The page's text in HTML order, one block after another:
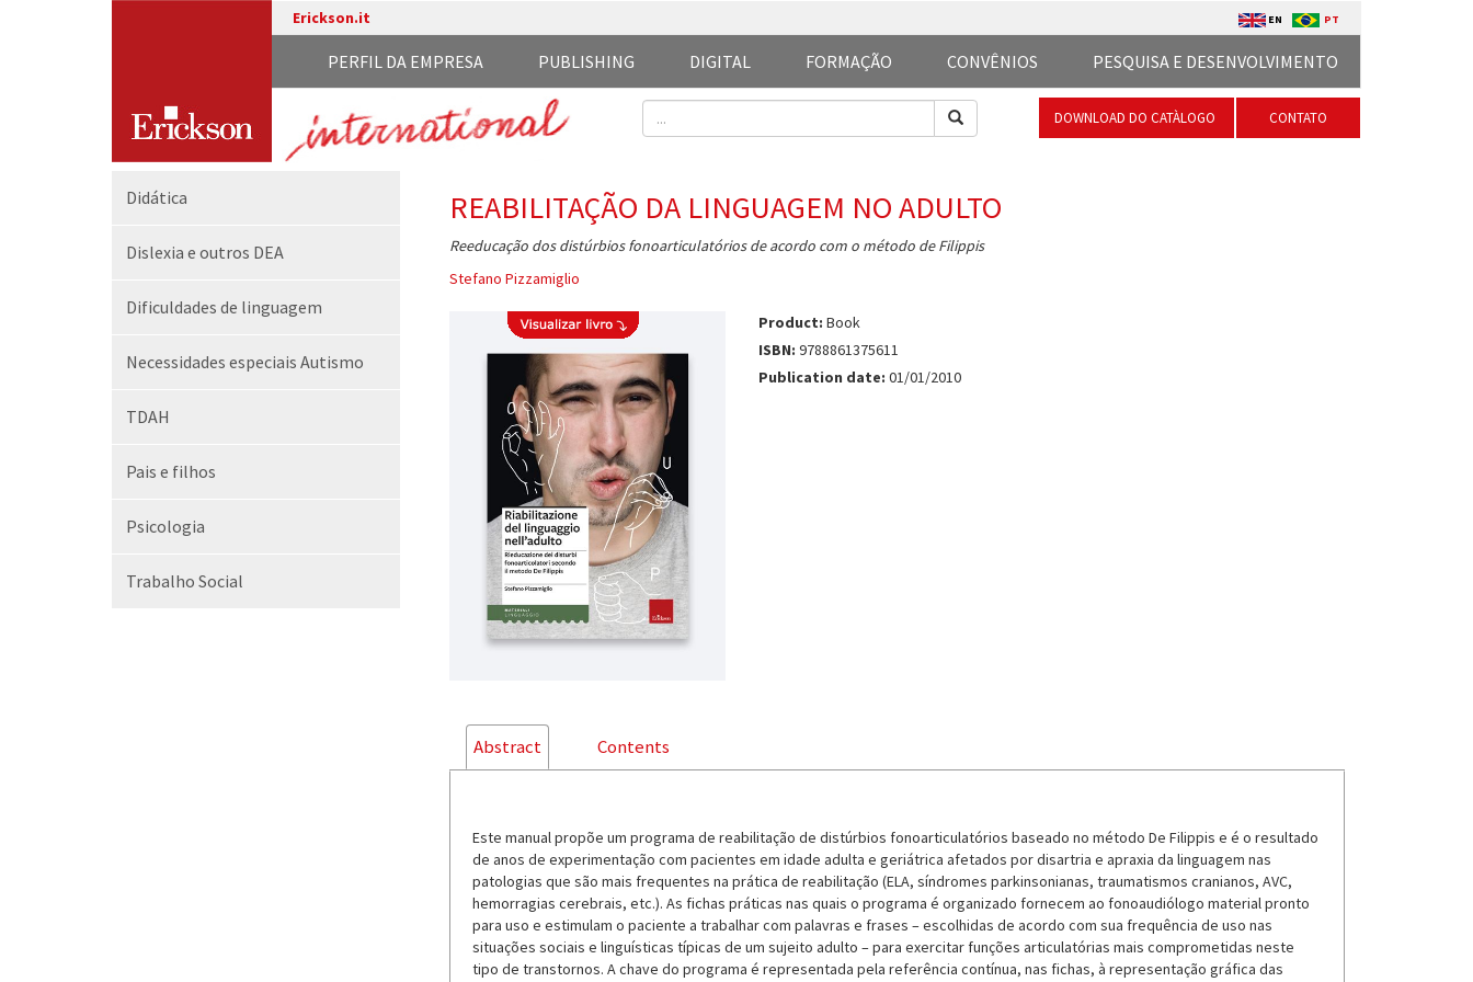
Erickson.it EN PT
PESQUISA E DESENVOLVIMENTO
CONVÊNIOS
FORMAÇÃO
DIGITAL
PUBLISHING
PERFIL DA EMPRESA
DOWNLOAD DO CATÀLOGO CONTATO
Didática
Dislexia e outros DEA
Dificuldades de linguagem
Necessidades especiais Autismo
TDAH
Pais e filhos
Psicologia
Trabalho Social
REABILITAÇÃO DA LINGUAGEM NO ADULTO
Reeducação dos distúrbios fonoarticulatórios de acordo com o método de Filippis
Stefano Pizzamiglio
Product: Book
ISBN: 9788861375611
Publication date: 01/01/2010
Abstract Contents
Este manual propõe um programa de reabilitação de distúrbios fonoarticulatórios baseado no método De Filippis e é o resultado
de anos de experimentação com pacientes em idade adulta e geriátrica afetados por disartria e apraxia da linguagem nas
patologias que são mais frequentes na prática de reabilitação (ELA, síndromes parkinsonianas, traumatismos cranianos, AVC,
hemorragias cerebrais, etc.). As fichas práticas nas quais o programa é organizado fornecem ao fonoaudiólogo material pronto
para uso e estimulam o paciente a trabalhar com palavras e frases – escolhidas de acordo com sua frequência de uso nas
situações sociais e linguísticas típicas de um sujeito adulto – para exercitar funções articulatórias mais comprometidas neste
tipo de transtornos. A chave do programa é representada pela referência contínua, nas fichas, à representação gráfica das